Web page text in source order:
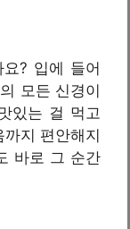
? 입에 들어
모든 신경이
있는 걸 먹고
지 편안해지
바로 그 순간